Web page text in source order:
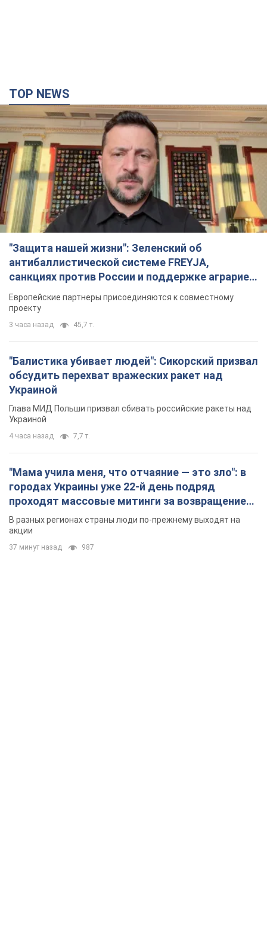
TOP NEWS
"Защита нашей жизни": Зеленский об
антибаллистической системе FREYJA,
санкциях против России и поддержке аграриев.
Видео
Европейские партнеры присоединяются к совместному
проекту
3 часа назад 45,7 т.
"Балистика убивает людей": Сикорский призвал
обсудить перехват вражеских ракет над
Украиной
Глава МИД Польши призвал сбивать российские ракеты над
Украиной
4 часа назад 7,7 т.
"Мама учила меня, что отчаяние — это зло": в
городах Украины уже 22-й день подряд
проходят массовые митинги за возвращение
Федорова. Фото и видео
В разных регионах страны люди по-прежнему выходят на
акции
37 минут назад 987